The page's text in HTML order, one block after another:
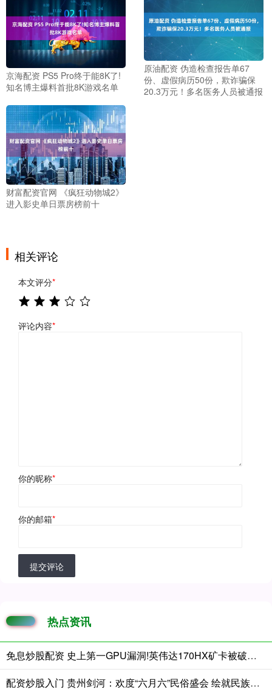
京海配资 PS5 Pro终于能8K了!
知名博主爆料首批8K游戏名单
原油配资 伪造检查报告单67
份、虚假病历50份，欺诈骗保
20.3万元！多名医务人员被通报
财富配资官网 《疯狂动物城2》
进入影史单日票房榜前十
相关评论
本文评分*
评论内容*
你的昵称*
你的邮箱*
提交评论
热点资讯
免息炒股配资 史上第一GPU漏洞!英伟达170HX矿卡被破解：最高解锁80GB显存
配资炒股入门 贵州剑河：欢度“六月六”民俗盛会 绘就民族团结新图景